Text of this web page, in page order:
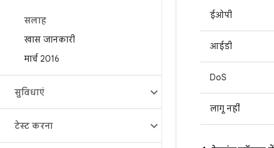
सलाह
खास जानकारी
मार्च 2016
सुविधाएं
टेस्ट करना
ईओपी
आईडी
DoS
लागू नहीं